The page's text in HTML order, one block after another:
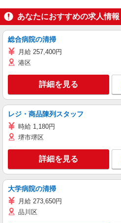
あなたにおすすめの求人情報
総合病院の清掃
月給 257,400円
港区
詳細を見る
レジ・商品陳列スタッフ
時給 1,180円
堺市堺区
詳細を見る
大学病院の清掃
月給 273,650円
品川区